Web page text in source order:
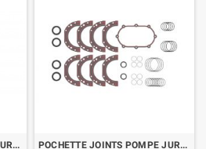
POCHETTE JOINTS POMPE JUROP PN102-122 POCHETTE JOINTS POMPE JUROP VL7 A VL27